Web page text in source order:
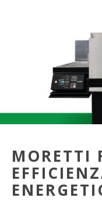
MORETTI